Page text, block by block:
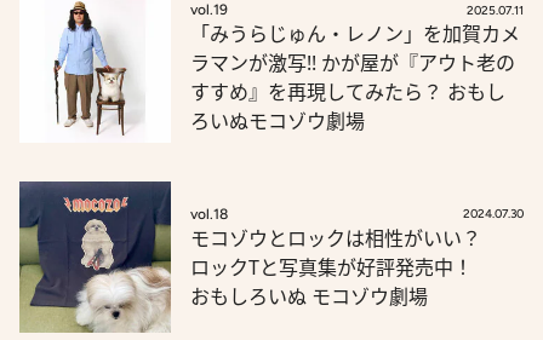
vol.19 2025.07.11
「みうらじゅん・レノン」を加賀カメ
ラマンが激写!! かが屋が『アウト老の
すすめ』を再現してみたら？ おもし
ろいぬモコゾウ劇場
vol.18 2024.07.30
モコゾウとロックは相性がいい？
ロックTと写真集が好評発売中！
おもしろいぬ モコゾウ劇場